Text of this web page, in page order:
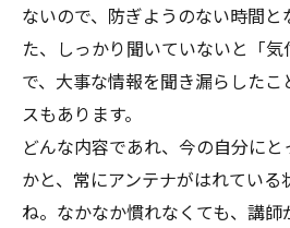
ないので、防ぎようのない時間と
た、しっかり聞いていないと「
で、大事な情報を聞き漏らした
スもあります。
どんな内容であれ、今の自分に
かと、常にアンテナがはれている
ね。なかなか慣れなくても、講